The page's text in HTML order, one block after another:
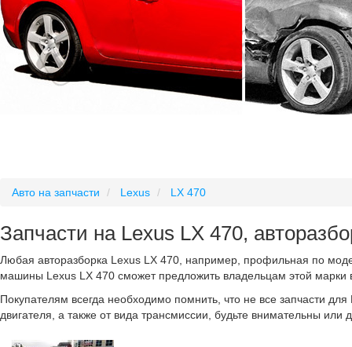
Авто на запчасти Lexus LX 470
Запчасти на Lexus LX 470,
Любая авторазборка Lexus LX 470, например, профильная по
машины Lexus LX 470 сможет предложить владельцам этой марки
Покупателям всегда необходимо помнить, что не все запчасти
двигателя, а также от вида трансмиссии, будьте внимательны или